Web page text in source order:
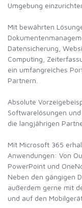
Umgebung
Mit bewährten
Datensicherung,
Computing,
ein umfangreiches
Partnern.
Absolute
Softwarelösungen
die langjährigen
Mit Microsoft 365
Anwendungen: Von
PowerPoint und
Neben den gängigen
außerdem gerne mit
und auf den